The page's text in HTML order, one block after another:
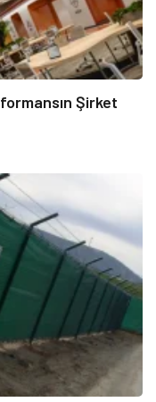
Şirket